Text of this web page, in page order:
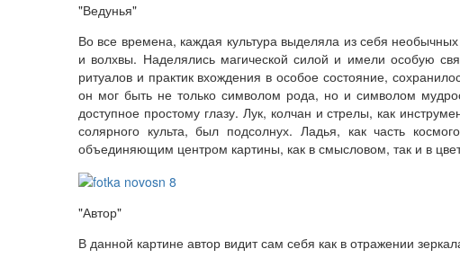
"Ведунья"
Во все времена, каждая культура выделяла из себя
и волхвы. Наделялись магической силой и имели особую
ритуалов и практик вхождения в особое состояние,
он мог быть не только символом рода, но и символом
доступное простому глазу. Лук, колчан и стрелы, как
солярного культа, был подсолнух. Ладья, как часть
объединяющим центром картины, как в смысловом, так и в
"Автор"
В данной картине автор видит сам себя как в отражении